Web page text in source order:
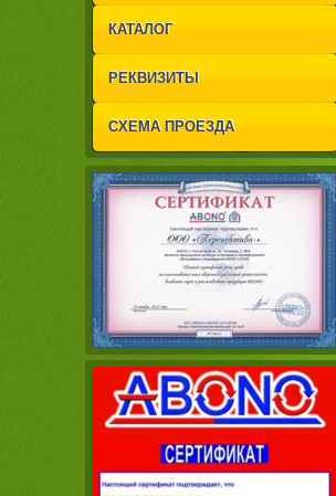
КАТАЛОГ
РЕКВИЗИТЫ
СХЕМА ПРОЕЗДА